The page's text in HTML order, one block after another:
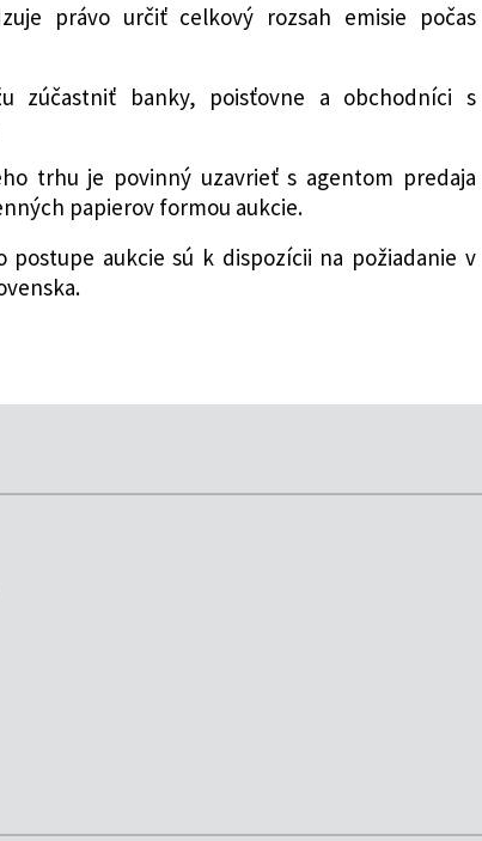
právo určiť celkový rozsah emisie počas
zúčastniť banky, poisťovne a obchodníci s
trhu je povinný uzavrieť s agentom predaja
papierov formou aukcie.
postupe aukcie sú k dispozícii na požiadanie v